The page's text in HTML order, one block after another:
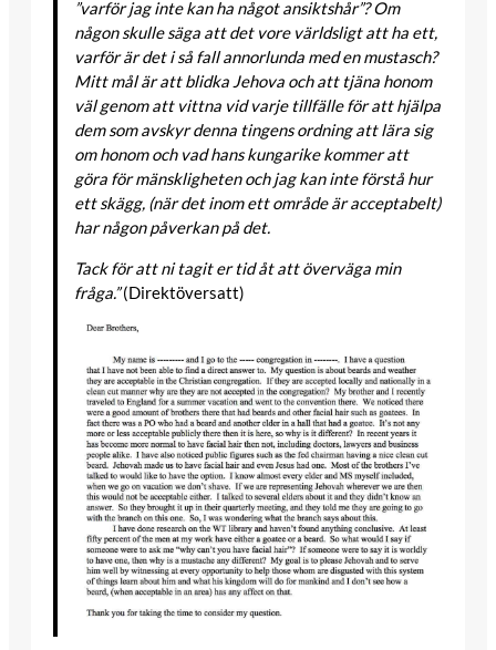
”varför jag inte kan ha något ansiktshår”? Om
någon skulle säga att det vore världsligt att ha ett,
varför är det i så fall annorlunda med en mustasch?
Mitt mål är att blidka Jehova och att tjäna honom
väl genom att vittna vid varje tillfälle för att hjälpa
dem som avskyr denna tingens ordning att lära sig
om honom och vad hans kungarike kommer att
göra för mänskligheten och jag kan inte förstå hur
ett skägg, (när det inom ett område är acceptabelt)
har någon påverkan på det.
Tack för att ni tagit er tid åt att överväga min
fråga.”(Direktöversatt)